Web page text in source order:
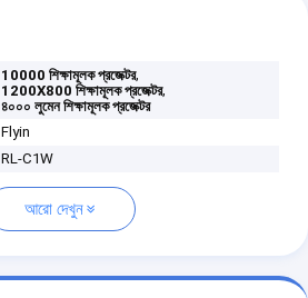
10000 শিক্ষামূলক প্রজেক্টর,
1200X800 শিক্ষামূলক প্রজেক্টর,
৪০০০ লুমেন শিক্ষামূলক প্রজেক্টর
Flyin
RL-C1W
আরো দেখুন